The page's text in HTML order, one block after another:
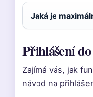
Jaká je
Přihlášení
Zajímá vás, jak
návod na